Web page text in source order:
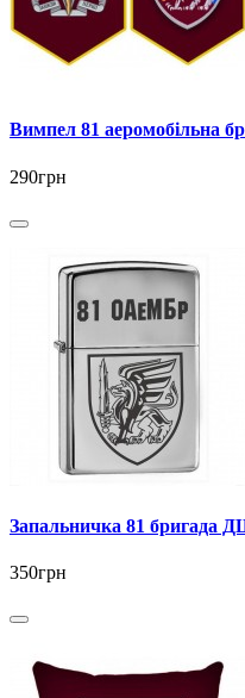
Вимпел 81 аеромобільна
290грн
Запальничка 81 бригада
350грн